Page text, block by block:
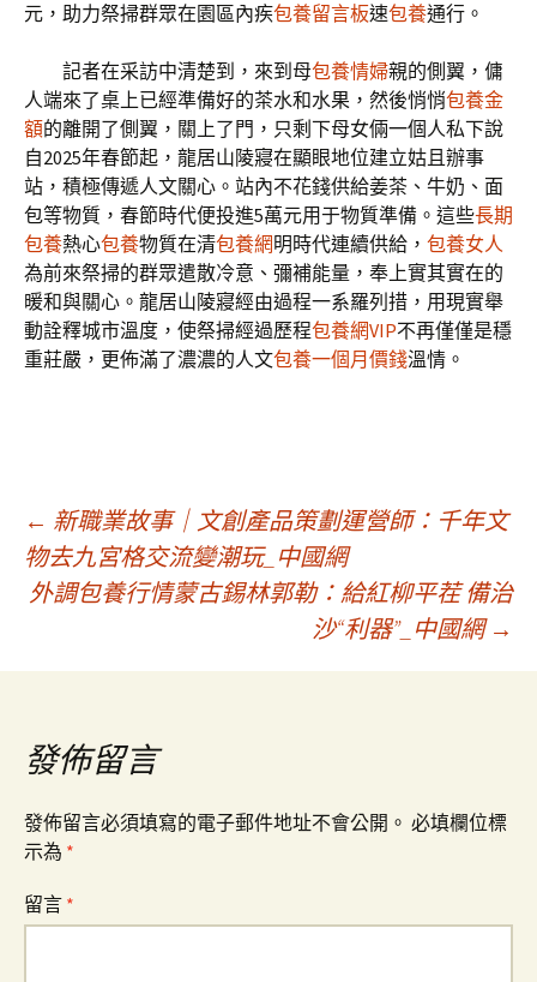
元，助力祭掃群眾在園區內疾包養留言板速包養通行。
記者在采訪中清楚到，來到母包養情婦親的側翼，傭
人端來了桌上已經準備好的茶水和水果，然後悄悄包養金
額的離開了側翼，關上了門，只剩下母女倆一個人私下說
自2025年春節起，龍居山陵寢在顯眼地位建立姑且辦事
站，積極傳遞人文關心。站內不花錢供給姜茶、牛奶、面
包等物質，春節時代便投進5萬元用于物質準備。這些長期
包養熱心包養物質在清包養網明時代連續供給， 包養女人
為前來祭掃的群眾遣散冷意、彌補能量，奉上實其實在的
暖和與關心。龍居山陵寢經由過程一系羅列措，用現實舉
動詮釋城市溫度，使祭掃經過歷程包養網VIP不再僅僅是穩
重莊嚴，更佈滿了濃濃的人文包養一個月價錢溫情。
文
章
導
覽
← 新職業故事｜文創產品策劃運營師：千年文
物去九宮格交流變潮玩_中國網
外調包養行情蒙古錫林郭勒：給紅柳平茬 備治
沙“利器”_中國網 →
發佈留言
發佈留言必須填寫的電子郵件地址不會公開。 必填欄位標
示為 *
留言 *